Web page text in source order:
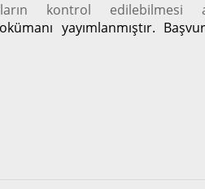
kontrol edilebilmesi
yayımlanmıştır.